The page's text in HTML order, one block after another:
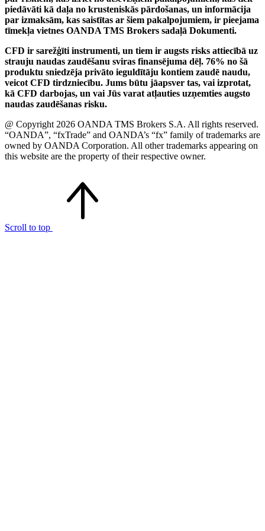
piedāvāti kā daļa no krusteniskās pārdošanas, un informācija
par izmaksām, kas saistītas ar šiem pakalpojumiem, ir pieejama
tīmekļa vietnes OANDA TMS Brokers sadaļā Dokumenti.
CFD ir sarežģīti instrumenti, un tiem ir augsts risks attiecībā uz
strauju naudas zaudēšanu sviras finansējuma dēļ. 76% no šā
produktu sniedzēja privāto ieguldītāju kontiem zaudē naudu,
veicot CFD tirdzniecību. Jums būtu jāapsver tas, vai izprotat,
kā CFD darbojas, un vai Jūs varat atļauties uzņemties augsto
naudas zaudēšanas risku.
@ Copyright 2026 OANDA TMS Brokers S.A. All rights reserved.
“OANDA”, “fxTrade” and OANDA’s “fx” family of trademarks are
owned by OANDA Corporation. All other trademarks appearing on
this website are the property of their respective owner.
Scroll to top